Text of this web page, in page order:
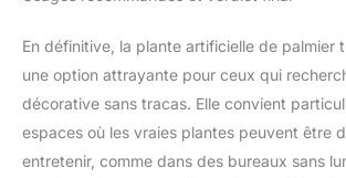
En définitive, la plante artificielle de palmier
une option attrayante pour ceux qui
décorative sans tracas. Elle convient
espaces où les vraies plantes peuvent être
entretenir, comme dans des bureaux sans